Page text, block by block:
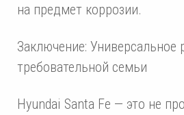
на предмет коррозии.
Заключение: Универсальное
требовательной семьи
Hyundai Santa Fe — это не